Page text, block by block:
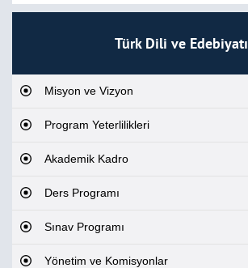
Türk Dili ve Edebiyatı
Misyon ve Vizyon
Program Yeterlilikleri
Akademik Kadro
Ders Programı
Sınav Programı
Yönetim ve Komisyonlar